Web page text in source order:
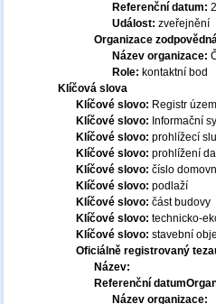
Referenční datum:
Událost: zveřejnění
Organizace
Název organizace:
Role: kontaktní bod
Klíčová slova
Klíčové slovo: Registr
Klíčové slovo: Informační
Klíčové slovo: prohlížecí
Klíčové slovo: prohlížení
Klíčové slovo: číslo
Klíčové slovo: podlaží
Klíčové slovo: část budovy
Klíčové slovo: technicko-
Klíčové slovo: stavební
Oficiálně registrovaný
Název:
Referenční datum
Název organizace: